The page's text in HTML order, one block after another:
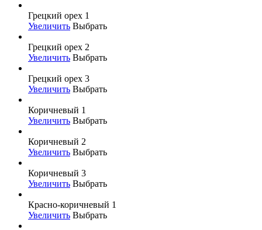
Грецкий орех 1
Увеличить Выбрать
Грецкий орех 2
Увеличить Выбрать
Грецкий орех 3
Увеличить Выбрать
Коричневый 1
Увеличить Выбрать
Коричневый 2
Увеличить Выбрать
Коричневый 3
Увеличить Выбрать
Красно-коричневый 1
Увеличить Выбрать